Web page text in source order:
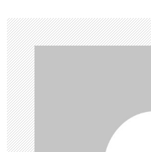
ц
и
я
п
о